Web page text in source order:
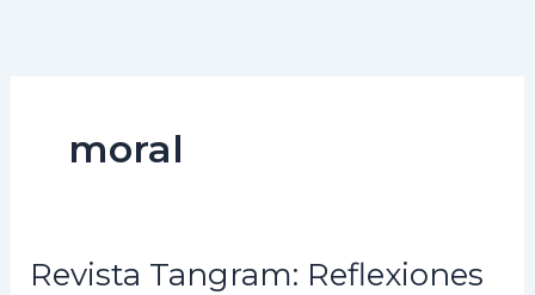
moral
Revista Tangram: Reflexiones
Revista